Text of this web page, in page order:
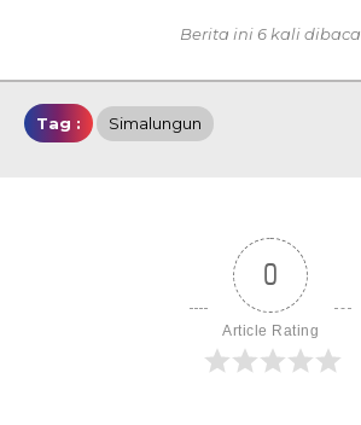
Berita ini 6 kali dibaca
Tag : Simalungun
0
Article Rating